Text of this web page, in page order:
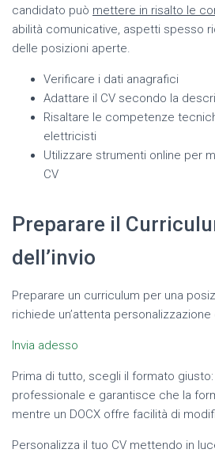
candidato può mettere in risalto le
abilità comunicative, aspetti spesso
delle posizioni aperte.
Verificare i dati anagrafici
Adattare il CV secondo la
Risaltare le competenze
elettricisti
Utilizzare strumenti online per
CV
Preparare il
dell’invio
Preparare un curriculum per una
richiede un’attenta
Invia adesso
Prima di tutto, scegli il formato giusto:
professionale e garantisce che la
mentre un DOCX offre facilità di
Personalizza il tuo CV mettendo in